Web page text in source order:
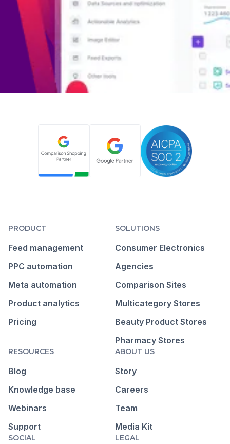
PRODUCT
Feed management
PPC automation
Meta automation
Product analytics
Pricing
SOLUTIONS
Consumer Electronics
Agencies
Comparison Sites
Multicategory Stores
Beauty Product Stores
Pharmacy Stores
RESOURCES
Blog
Knowledge base
Webinars
Support
ABOUT US
Story
Careers
Team
Media Kit
SOCIAL LEGAL